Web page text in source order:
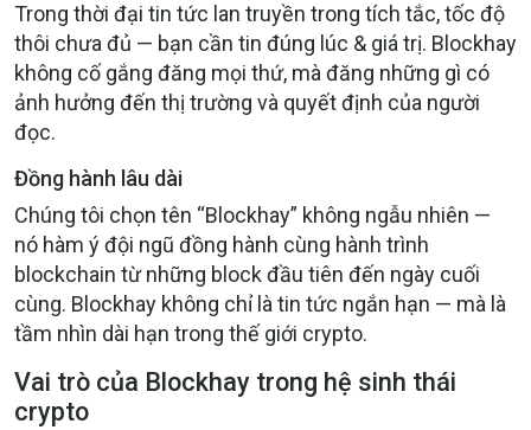
Trong thời đại tin tức lan truyền trong tích tắc, tốc độ
thôi chưa đủ — bạn cần tin đúng lúc & giá trị. Blockhay
không cố gắng đăng mọi thứ, mà đăng những gì có
ảnh hưởng đến thị trường và quyết định của người
đọc.
Đồng hành lâu dài
Chúng tôi chọn tên “Blockhay” không ngẫu nhiên —
nó hàm ý đội ngũ đồng hành cùng hành trình
blockchain từ những block đầu tiên đến ngày cuối
cùng. Blockhay không chỉ là tin tức ngắn hạn — mà là
tầm nhìn dài hạn trong thế giới crypto.
Vai trò của Blockhay trong hệ sinh thái
crypto